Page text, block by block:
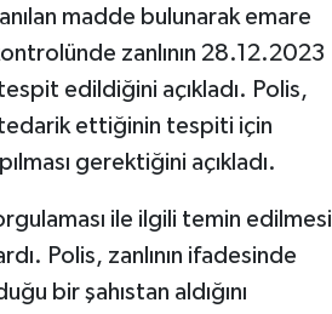
madde bulunarak emare
zanlının 28.12.2023
edildiğini açıkladı. Polis,
tedarik ettiğinin tespiti için
gerektiğini açıkladı.
ile ilgili temin edilmesi
Polis, zanlının ifadesinde
bir şahıstan aldığını